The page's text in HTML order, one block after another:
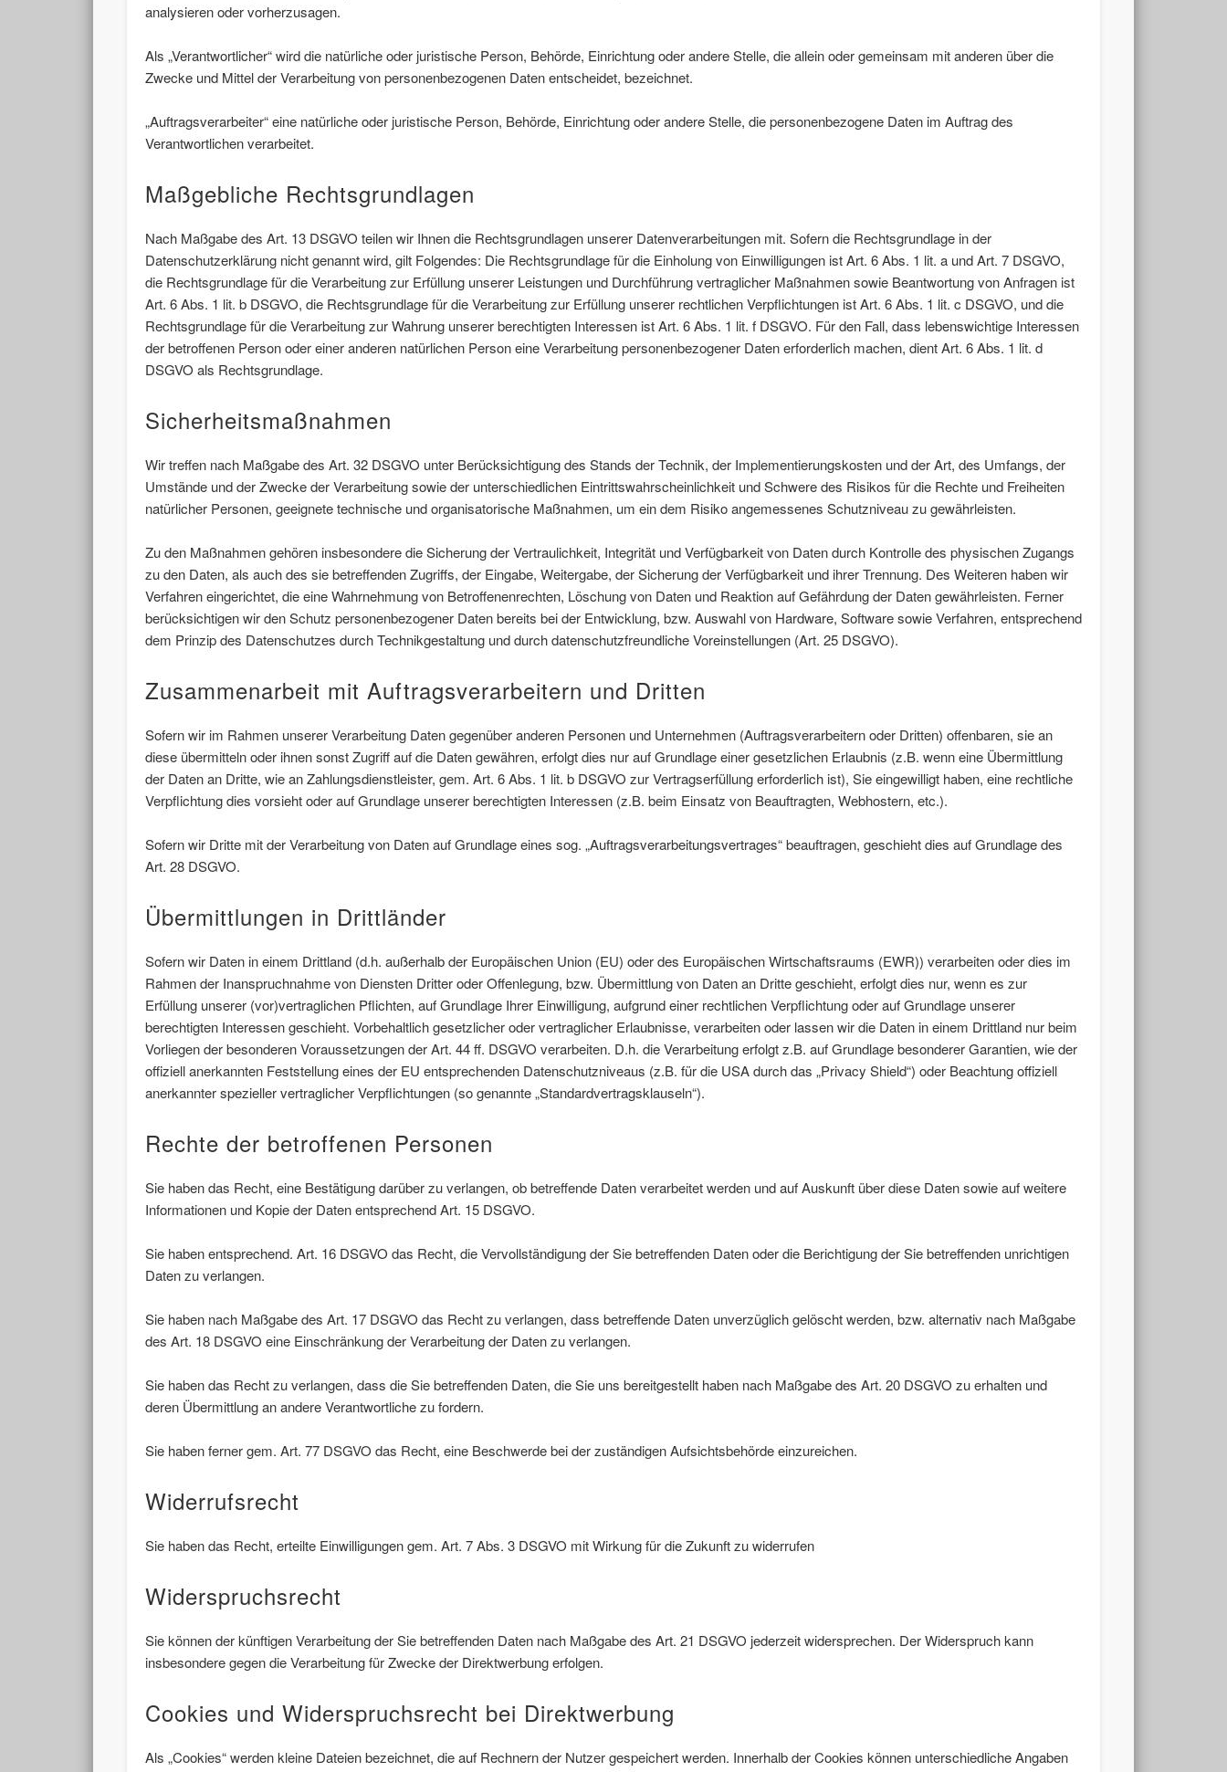
analysieren oder vorherzusagen.
Als „Verantwortlicher“ wird die natürliche oder juristische Person, Behörde, Einrichtung oder andere Stelle, die allein oder gemeinsam mit anderen über die
Zwecke und Mittel der Verarbeitung von personenbezogenen Daten entscheidet, bezeichnet.
„Auftragsverarbeiter“ eine natürliche oder juristische Person, Behörde, Einrichtung oder andere Stelle, die personenbezogene Daten im Auftrag des
Verantwortlichen verarbeitet.
Maßgebliche Rechtsgrundlagen
Nach Maßgabe des Art. 13 DSGVO teilen wir Ihnen die Rechtsgrundlagen unserer Datenverarbeitungen mit. Sofern die Rechtsgrundlage in der
Datenschutzerklärung nicht genannt wird, gilt Folgendes: Die Rechtsgrundlage für die Einholung von Einwilligungen ist Art. 6 Abs. 1 lit. a und Art. 7 DSGVO,
die Rechtsgrundlage für die Verarbeitung zur Erfüllung unserer Leistungen und Durchführung vertraglicher Maßnahmen sowie Beantwortung von Anfragen ist
Art. 6 Abs. 1 lit. b DSGVO, die Rechtsgrundlage für die Verarbeitung zur Erfüllung unserer rechtlichen Verpflichtungen ist Art. 6 Abs. 1 lit. c DSGVO, und die
Rechtsgrundlage für die Verarbeitung zur Wahrung unserer berechtigten Interessen ist Art. 6 Abs. 1 lit. f DSGVO. Für den Fall, dass lebenswichtige Interessen
der betroffenen Person oder einer anderen natürlichen Person eine Verarbeitung personenbezogener Daten erforderlich machen, dient Art. 6 Abs. 1 lit. d
DSGVO als Rechtsgrundlage.
Sicherheitsmaßnahmen
Wir treffen nach Maßgabe des Art. 32 DSGVO unter Berücksichtigung des Stands der Technik, der Implementierungskosten und der Art, des Umfangs, der
Umstände und der Zwecke der Verarbeitung sowie der unterschiedlichen Eintrittswahrscheinlichkeit und Schwere des Risikos für die Rechte und Freiheiten
natürlicher Personen, geeignete technische und organisatorische Maßnahmen, um ein dem Risiko angemessenes Schutzniveau zu gewährleisten.
Zu den Maßnahmen gehören insbesondere die Sicherung der Vertraulichkeit, Integrität und Verfügbarkeit von Daten durch Kontrolle des physischen Zugangs
zu den Daten, als auch des sie betreffenden Zugriffs, der Eingabe, Weitergabe, der Sicherung der Verfügbarkeit und ihrer Trennung. Des Weiteren haben wir
Verfahren eingerichtet, die eine Wahrnehmung von Betroffenenrechten, Löschung von Daten und Reaktion auf Gefährdung der Daten gewährleisten. Ferner
berücksichtigen wir den Schutz personenbezogener Daten bereits bei der Entwicklung, bzw. Auswahl von Hardware, Software sowie Verfahren, entsprechend
dem Prinzip des Datenschutzes durch Technikgestaltung und durch datenschutzfreundliche Voreinstellungen (Art. 25 DSGVO).
Zusammenarbeit mit Auftragsverarbeitern und Dritten
Sofern wir im Rahmen unserer Verarbeitung Daten gegenüber anderen Personen und Unternehmen (Auftragsverarbeitern oder Dritten) offenbaren, sie an
diese übermitteln oder ihnen sonst Zugriff auf die Daten gewähren, erfolgt dies nur auf Grundlage einer gesetzlichen Erlaubnis (z.B. wenn eine Übermittlung
der Daten an Dritte, wie an Zahlungsdienstleister, gem. Art. 6 Abs. 1 lit. b DSGVO zur Vertragserfüllung erforderlich ist), Sie eingewilligt haben, eine rechtliche
Verpflichtung dies vorsieht oder auf Grundlage unserer berechtigten Interessen (z.B. beim Einsatz von Beauftragten, Webhostern, etc.).
Sofern wir Dritte mit der Verarbeitung von Daten auf Grundlage eines sog. „Auftragsverarbeitungsvertrages“ beauftragen, geschieht dies auf Grundlage des
Art. 28 DSGVO.
Übermittlungen in Drittländer
Sofern wir Daten in einem Drittland (d.h. außerhalb der Europäischen Union (EU) oder des Europäischen Wirtschaftsraums (EWR)) verarbeiten oder dies im
Rahmen der Inanspruchnahme von Diensten Dritter oder Offenlegung, bzw. Übermittlung von Daten an Dritte geschieht, erfolgt dies nur, wenn es zur
Erfüllung unserer (vor)vertraglichen Pflichten, auf Grundlage Ihrer Einwilligung, aufgrund einer rechtlichen Verpflichtung oder auf Grundlage unserer
berechtigten Interessen geschieht. Vorbehaltlich gesetzlicher oder vertraglicher Erlaubnisse, verarbeiten oder lassen wir die Daten in einem Drittland nur beim
Vorliegen der besonderen Voraussetzungen der Art. 44 ff. DSGVO verarbeiten. D.h. die Verarbeitung erfolgt z.B. auf Grundlage besonderer Garantien, wie der
offiziell anerkannten Feststellung eines der EU entsprechenden Datenschutzniveaus (z.B. für die USA durch das „Privacy Shield“) oder Beachtung offiziell
anerkannter spezieller vertraglicher Verpflichtungen (so genannte „Standardvertragsklauseln“).
Rechte der betroffenen Personen
Sie haben das Recht, eine Bestätigung darüber zu verlangen, ob betreffende Daten verarbeitet werden und auf Auskunft über diese Daten sowie auf weitere
Informationen und Kopie der Daten entsprechend Art. 15 DSGVO.
Sie haben entsprechend. Art. 16 DSGVO das Recht, die Vervollständigung der Sie betreffenden Daten oder die Berichtigung der Sie betreffenden unrichtigen
Daten zu verlangen.
Sie haben nach Maßgabe des Art. 17 DSGVO das Recht zu verlangen, dass betreffende Daten unverzüglich gelöscht werden, bzw. alternativ nach Maßgabe
des Art. 18 DSGVO eine Einschränkung der Verarbeitung der Daten zu verlangen.
Sie haben das Recht zu verlangen, dass die Sie betreffenden Daten, die Sie uns bereitgestellt haben nach Maßgabe des Art. 20 DSGVO zu erhalten und
deren Übermittlung an andere Verantwortliche zu fordern.
Sie haben ferner gem. Art. 77 DSGVO das Recht, eine Beschwerde bei der zuständigen Aufsichtsbehörde einzureichen.
Widerrufsrecht
Sie haben das Recht, erteilte Einwilligungen gem. Art. 7 Abs. 3 DSGVO mit Wirkung für die Zukunft zu widerrufen
Widerspruchsrecht
Sie können der künftigen Verarbeitung der Sie betreffenden Daten nach Maßgabe des Art. 21 DSGVO jederzeit widersprechen. Der Widerspruch kann
insbesondere gegen die Verarbeitung für Zwecke der Direktwerbung erfolgen.
Cookies und Widerspruchsrecht bei Direktwerbung
Als „Cookies“ werden kleine Dateien bezeichnet, die auf Rechnern der Nutzer gespeichert werden. Innerhalb der Cookies können unterschiedliche Angaben